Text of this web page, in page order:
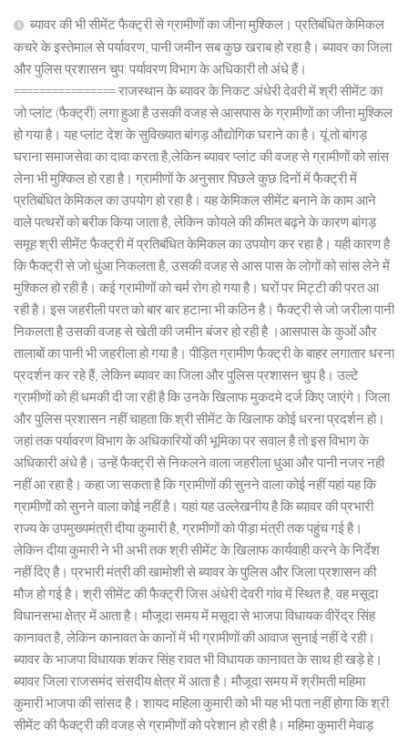
ब्यावर की भी सीमेंट फैक्ट्री से ग्रामीणों का जीना मुश्किल। प्रतिबंधित केमिकल
कचरे के इस्तेमाल से पर्यावरण, पानी जमीन सब कुछ खराब हो रहा है। ब्यावर का जिला
और पुलिस प्रशासन चुप: पर्यावरण विभाग के अधिकारी तो अंधे हैं।
================ राजस्थान के ब्यावर के निकट अंधेरी देवरी में श्री सीमेंट का
जो प्लांट (फैक्ट्री) लगा हुआ है उसकी वजह से आसपास के ग्रामीणों का जीना मुश्किल
हो गया है। यह प्लांट देश के सुविख्यात बांगड़ औद्योगिक घराने का है। यूं तो बांगड़
घराना समाजसेवा का दावा करता है,लेकिन ब्यावर प्लांट की वजह से ग्रामीणों को सांस
लेना भी मुश्किल हो रहा है। ग्रामीणों के अनुसार पिछले कुछ दिनों में फैक्ट्री में
प्रतिबंधित केमिकल का उपयोग हो रहा है। यह केमिकल सीमेंट बनाने के काम आने
वाले पत्थरों को बरीक किया जाता है, लेकिन कोयले की कीमत बढ़ने के कारण बांगड़
समूह श्री सीमेंट फैक्ट्री में प्रतिबंधित केमिकल का उपयोग कर रहा है। यही कारण है
कि फैक्ट्री से जो धुंआ निकलता है, उसकी वजह से आस पास के लोगों को सांस लेने में
मुश्किल हो रही है। कई ग्रामीणों को चर्म रोग हो गया है। घरों पर मिट्टी की परत आ
रही है। इस जहरीली परत को बार बार हटाना भी कठिन है। फैक्ट्री से जो जरीला पानी
निकलता है उसकी वजह से खेती की जमीन बंजर हो रही है ।आसपास के कुओं और
तालाबों का पानी भी जहरीला हो गया है। पीड़ित ग्रामीण फैक्ट्री के बाहर लगातार धरना
प्रदर्शन कर रहे हैं, लेकिन ब्यावर का जिला और पुलिस प्रशासन चुप है। उल्टे
ग्रामीणों को ही धमकी दी जा रही है कि उनके खिलाफ मुकदमे दर्ज किए जाएंगे। जिला
और पुलिस प्रशासन नहीं चाहता कि श्री सीमेंट के खिलाफ कोई धरना प्रदर्शन हो।
जहां तक पर्यावरण विभाग के अधिकारियों की भूमिका पर सवाल है तो इस विभाग के
अधिकारी अंधे है। उन्हें फैक्ट्री से निकलने वाला जहरीला धुआ और पानी नजर नही
नहीं आ रहा है। कहा जा सकता है कि ग्रामीणों की सुनने वाला कोई नहीं यहां यह कि
ग्रामीणों को सुनने वाला कोई नहीं है। यहां यह उल्लेखनीय है कि ब्यावर की प्रभारी
राज्य के उपमुख्यमंत्री दीया कुमारी है, ग्रामीणों को पीड़ा मंत्री तक पहुंच गई है।
लेकिन दीया कुमारी ने भी अभी तक श्री सीमेंट के खिलाफ कार्यवाही करने के निर्देश
नहीं दिए है। प्रभारी मंत्री की खामोशी से ब्यावर के पुलिस और जिला प्रशासन की
मौज हो गई है। श्री सीमेंट की फैक्ट्री जिस अंधेरी देवरी गांव में स्थित है, वह मसूदा
विधानसभा क्षेत्र में आता है। मौजूदा समय में मसूदा से भाजपा विधायक वीरेंद्र सिंह
कानावत है, लेकिन कानावत के कानों में भी ग्रामीणों की आवाज सुनाई नहीं दे रही।
ब्यावर के भाजपा विधायक शंकर सिंह रावत भी विधायक कानावत के साथ ही खड़े हे।
ब्यावर जिला राजसमंद संसदीय क्षेत्र में आता है। मौजूदा समय में श्रीमती महिमा
कुमारी भाजपा की सांसद है। शायद महिला कुमारी को भी यह भी पता नहीं होगा कि श्री
सीमेंट की फैक्ट्री की वजह से ग्रामीणों को परेशान हो रही है। महिमा कुमारी मेवाड़